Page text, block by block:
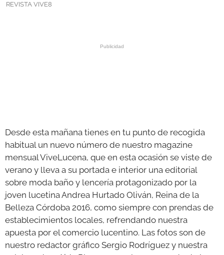
REVISTA VIVE8
Desde esta mañana tienes en tu punto de recogida
habitual un nuevo número de nuestro magazine
mensual ViveLucena, que en esta ocasión se viste de
verano y lleva a su portada e interior una editorial
sobre moda baño y lencería protagonizado por la
joven lucetina Andrea Hurtado Oliván, Reina de la
Belleza Córdoba 2016, como siempre con prendas de
establecimientos locales, refrendando nuestra
apuesta por el comercio lucentino. Las fotos son de
nuestro redactor gráfico Sergio Rodríguez y nuestra